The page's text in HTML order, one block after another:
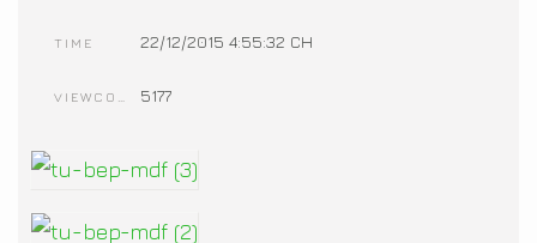
TIME 22/12/2015 4:55:32 CH
5177